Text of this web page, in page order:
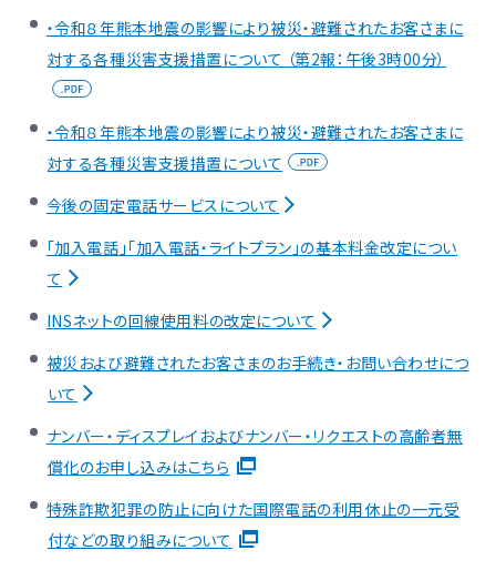
・令和８年熊本地震の影響により被災・避難されたお客さまに
対する各種災害支援措置について （第2報：午後3時00分）
・令和８年熊本地震の影響により被災・避難されたお客さまに
対する各種災害支援措置について
今後の固定電話サービスについて
「加入電話」「加入電話・ライトプラン」の基本料金改定につい
て
INSネットの回線使用料の改定について
被災および避難されたお客さまのお手続き・お問い合わせにつ
いて
ナンバー・ディスプレイおよびナンバー・リクエストの高齢者無
償化のお申し込みはこちら
特殊詐欺犯罪の防止に向けた国際電話の利用休止の一元受
付などの取り組みについて